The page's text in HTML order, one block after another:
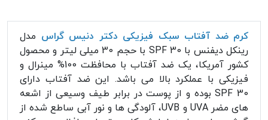
کرم ضد آفتاب سبک فیزیکی دکتر دنیس گراس مدل
رینکل دیفنس با SPF 30 با حجم 30 میلی لیتر و محصول
کشور آمریکا، یک ضد آفتاب با محافظت 100% مینرال و
فیزیکی با عملکرد بالا می باشد. این ضد آفتاب دارای
SPF 30 بوده و از پوست در برابر طیف وسیعی از اشعه
های مضر UVA و UVB، آلودگی ها و نور آبی ساطع شده از